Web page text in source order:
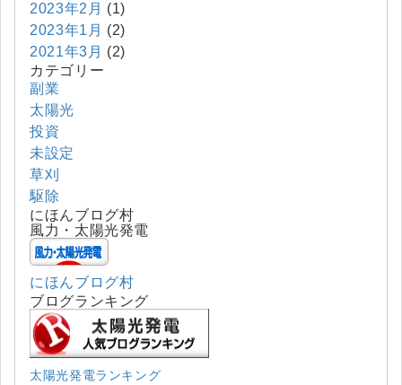
2023年2月 (1)
2023年1月 (2)
2021年3月 (2)
カテゴリー
副業
太陽光
投資
未設定
草刈
駆除
にほんブログ村
風力・太陽光発電
にほんブログ村
ブログランキング
太陽光発電ランキング